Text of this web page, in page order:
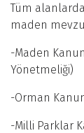
Tüm
maden
-Maden
Yönetmeliği)
-Orman
-Milli Parklar